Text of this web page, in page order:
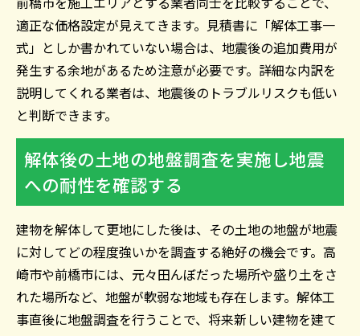
適正な価格設定が見えてきます。見積書に「解体工事一
式」としか書かれていない場合は、地震後の追加費用が
発生する余地があるため注意が必要です。詳細な内訳を
説明してくれる業者は、地震後のトラブルリスクも低い
と判断できます。
解体後の土地の地盤調査を実施し地震
への耐性を確認する
建物を解体して更地にした後は、その土地の地盤が地震
に対してどの程度強いかを調査する絶好の機会です。高
崎市や前橋市には、元々田んぼだった場所や盛り土をさ
れた場所など、地盤が軟弱な地域も存在します。解体工
事直後に地盤調査を行うことで、将来新しい建物を建て